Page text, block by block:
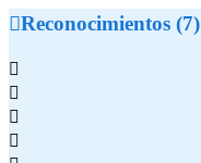
Reconocimientos (7)



